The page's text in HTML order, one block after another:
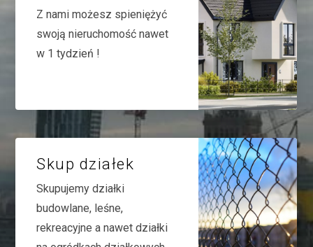
Z nami możesz spieniężyć
swoją nieruchomość nawet
w 1 tydzień !
Skup działek
Skupujemy działki
budowlane, leśne,
rekreacyjne a nawet działki